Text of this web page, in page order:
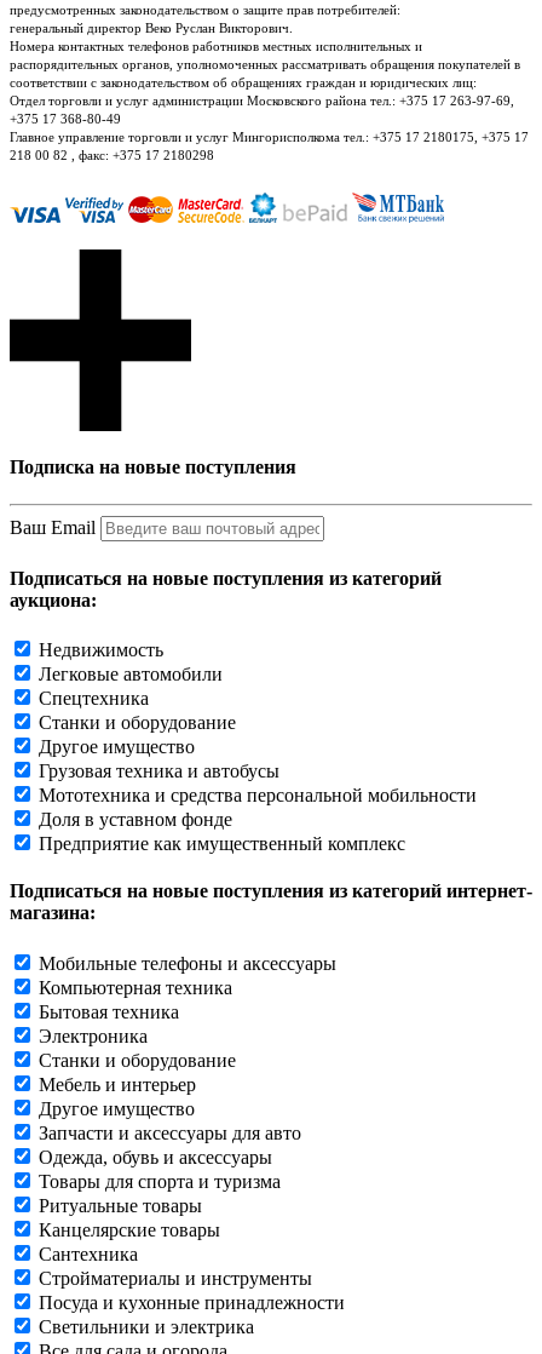
предусмотренных законодательством о защите прав потребителей:
генеральный директор Веко Руслан Викторович.
Номера контактных телефонов работников местных исполнительных и
распорядительных органов, уполномоченных рассматривать обращения покупателей в
соответствии с законодательством об обращениях граждан и юридических лиц:
Отдел торговли и услуг администрации Московского района тел.: +375 17 263-97-69,
+375 17 368-80-49
Главное управление торговли и услуг Мингорисполкома тел.: +375 17 2180175, +375 17
218 00 82 , факс: +375 17 2180298
Подписка на новые поступления
Ваш Email
Подписаться на новые поступления из категорий
аукциона:
Недвижимость
Легковые автомобили
Спецтехника
Станки и оборудование
Другое имущество
Грузовая техника и автобусы
Мототехника и средства персональной мобильности
Доля в уставном фонде
Предприятие как имущественный комплекс
Подписаться на новые поступления из категорий интернет-
магазина:
Мобильные телефоны и аксессуары
Компьютерная техника
Бытовая техника
Электроника
Станки и оборудование
Мебель и интерьер
Другое имущество
Запчасти и аксессуары для авто
Одежда, обувь и аксессуары
Товары для спорта и туризма
Ритуальные товары
Канцелярские товары
Сантехника
Стройматериалы и инструменты
Посуда и кухонные принадлежности
Светильники и электрика